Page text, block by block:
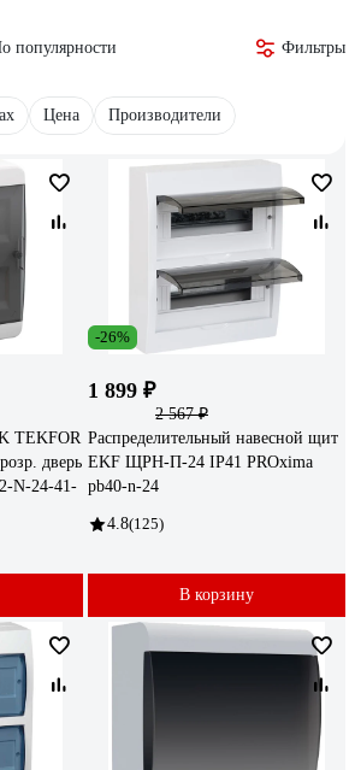
популярности Фильтры
Цена Производители
TEKFOR
дверь
N-24-41-
-26%
1 899 ₽
2 567 ₽
Распределительный навесной щит
EKF ЩРН-П-24 IP41 PROxima
pb40-n-24
4.8(125)
В корзину